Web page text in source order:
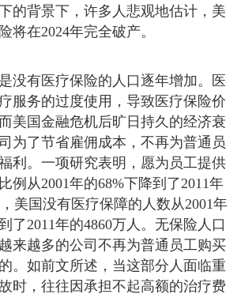
的背景下，许多人悲观地估计，美
将在2024年完全破产。
有医疗保险的人口逐年增加。医
服务的过度使用，导致医疗保险价
美国金融危机后旷日持久的经济衰
为了节省雇佣成本，不再为普通员
利。一项研究表明，愿为员工提供
例从2001年的68%下降到了2011年
美国没有医疗保障的人数从2001年
了2011年的4860万人。无保险人口
来越多的公司不再为普通员工购买
。如前文所述，当这部分人面临重
时，往往因承担不起高额的治疗费